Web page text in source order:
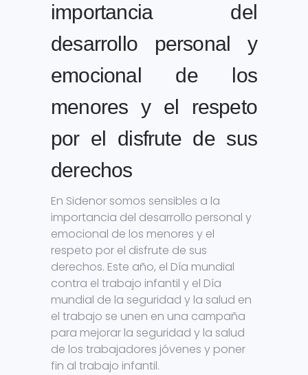
importancia del
desarrollo personal y
emocional de los
menores y el respeto
por el disfrute de sus
derechos
En Sidenor somos sensibles a la
importancia del desarrollo personal y
emocional de los menores y el
respeto por el disfrute de sus
derechos. Este año, el Día mundial
contra el trabajo infantil y el Día
mundial de la seguridad y la salud en
el trabajo se unen en una campaña
para mejorar la seguridad y la salud
de los trabajadores jóvenes y poner
fin al trabajo infantil.